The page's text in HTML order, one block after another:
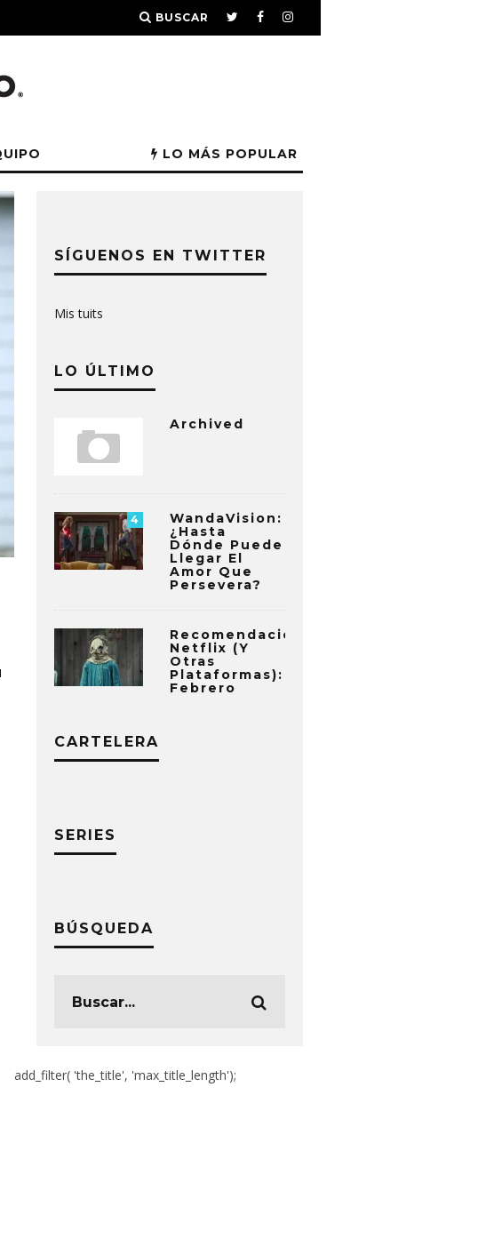
BUSCAR
LO MÁS POPULAR
SÍGUENOS EN TWITTER
Mis tuits
LO ÚLTIMO
Archived
4
WandaVision:
¿Hasta
Dónde Puede
Llegar El
Amor Que
Persevera?
Recomendaciones
Netflix (y
Otras
Plataformas):
Febrero
CARTELERA
SERIES
BÚSQUEDA
add_filter( 'the_title', 'max_title_length');